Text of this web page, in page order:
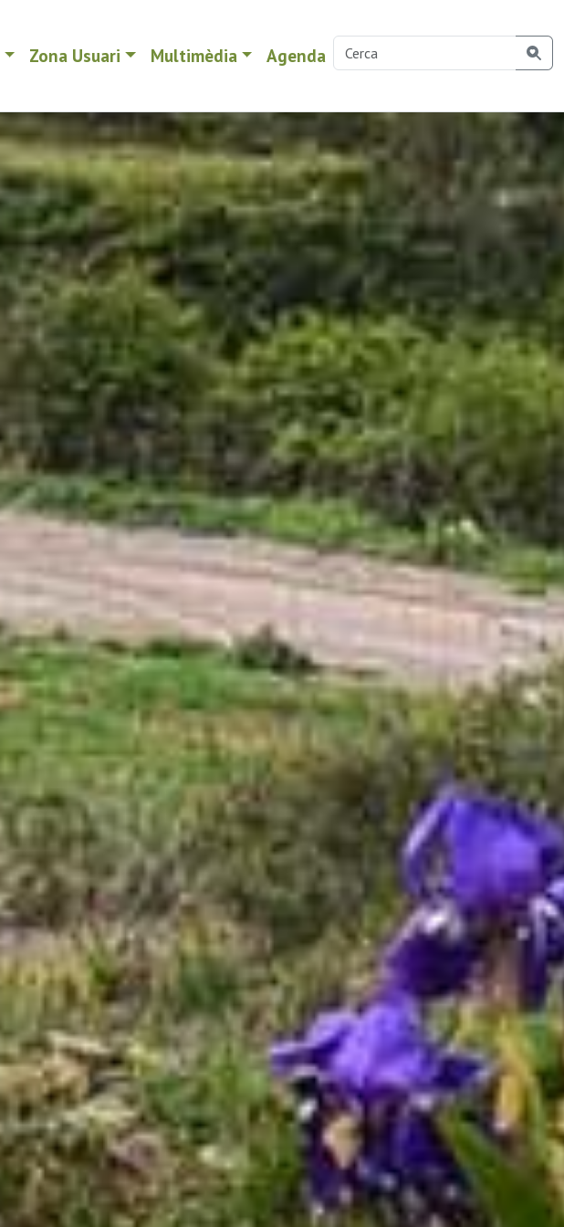
Zona Usuari Multimèdia Agenda